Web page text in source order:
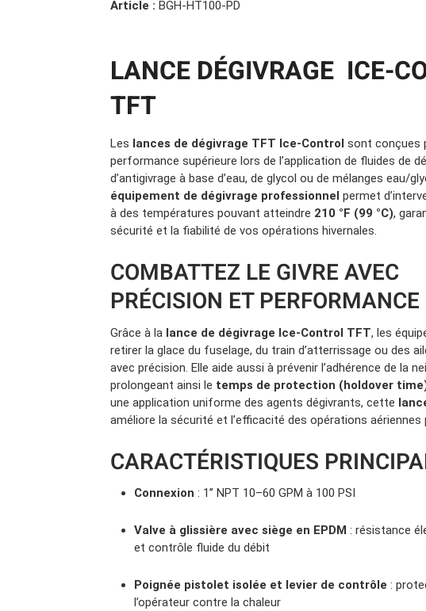
Article : BGH-HT100-PD
LANCE DÉGIVRAGE ICE-
TFT
Les lances de dégivrage TFT Ice-Control sont conçues
performance supérieure lors de l’application de fluides de
d’antigivrage à base d’eau, de glycol ou de mélanges eau/
équipement de dégivrage professionnel permet
à des températures pouvant atteindre 210 °F (99 °C),
sécurité et la fiabilité de vos opérations hivernales.
COMBATTEZ LE GIVRE AVEC
PRÉCISION ET PERFORMANCE
Grâce à la lance de dégivrage Ice-Control TFT, les
retirer la glace du fuselage, du train d’atterrissage ou des
avec précision. Elle aide aussi à prévenir l’adhérence de la
prolongeant ainsi le temps de protection (holdover
une application uniforme des agents dégivrants, cette
améliore la sécurité et l’efficacité des opérations aériennes
CARACTÉRISTIQUES
Connexion : 1’’ NPT 10–60 GPM à 100 PSI
Valve à glissière avec siège en EPDM : résistance
et contrôle fluide du débit
Poignée pistolet isolée et levier de contrôle :
l’opérateur contre la chaleur